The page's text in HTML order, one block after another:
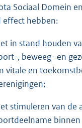
Sociaal Domein
effect hebben:
in stand houden
, beweeg- en
vitale en
stimuleren van de
binnen